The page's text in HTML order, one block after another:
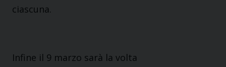
ciascuna.
Infine il 9 marzo sarà la volta